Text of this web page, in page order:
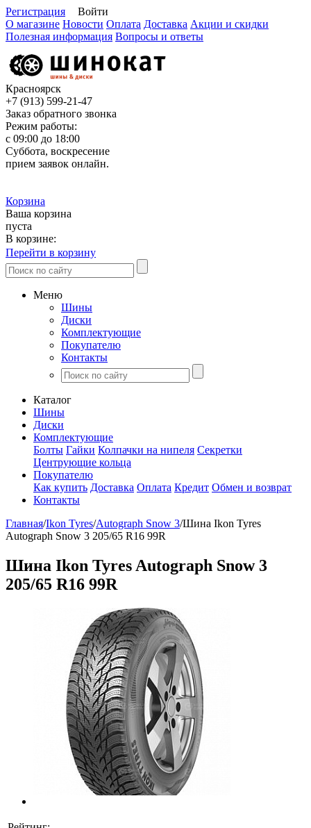
Регистрация
Войти
О магазине Новости Оплата Доставка Акции и скидки
Полезная информация Вопросы и ответы
Красноярск
+7 (913) 599-21-47
Заказ обратного звонка
Режим работы:
с 09:00 до 18:00
Суббота, воскресение
прием заявок онлайн.
Корзина
Ваша корзина
пуста
В корзине:
Перейти в корзину
Меню
Шины
Диски
Комплектующие
Покупателю
Контакты
Каталог
Шины
Диски
Комплектующие
Болты Гайки Колпачки на нипеля Секретки
Центрующие кольца
Покупателю
Как купить Доставка Оплата Кредит Обмен и возврат
Контакты
Главная/Ikon Tyres/Autograph Snow 3/Шина Ikon Tyres
Autograph Snow 3 205/65 R16 99R
Шина Ikon Tyres Autograph Snow 3
205/65 R16 99R